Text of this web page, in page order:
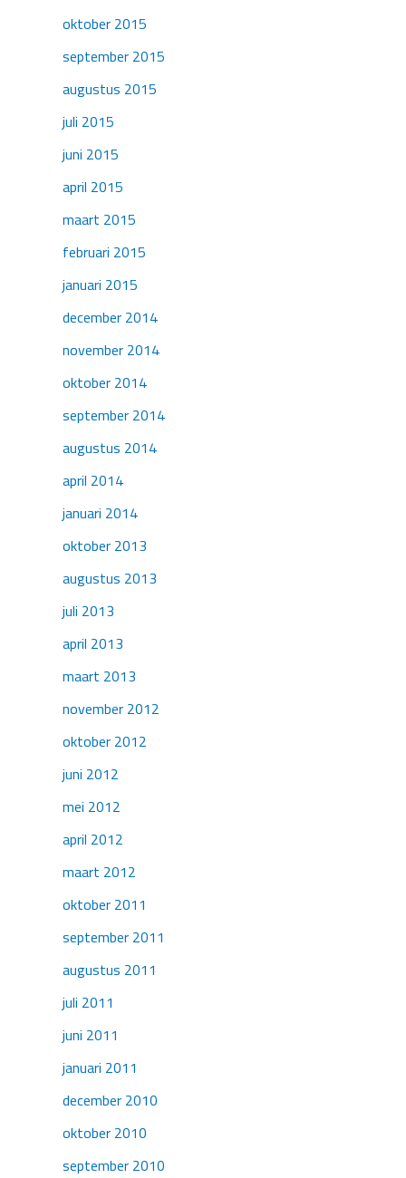
oktober 2015
september 2015
augustus 2015
juli 2015
juni 2015
april 2015
maart 2015
februari 2015
januari 2015
december 2014
november 2014
oktober 2014
september 2014
augustus 2014
april 2014
januari 2014
oktober 2013
augustus 2013
juli 2013
april 2013
maart 2013
november 2012
oktober 2012
juni 2012
mei 2012
april 2012
maart 2012
oktober 2011
september 2011
augustus 2011
juli 2011
juni 2011
januari 2011
december 2010
oktober 2010
september 2010